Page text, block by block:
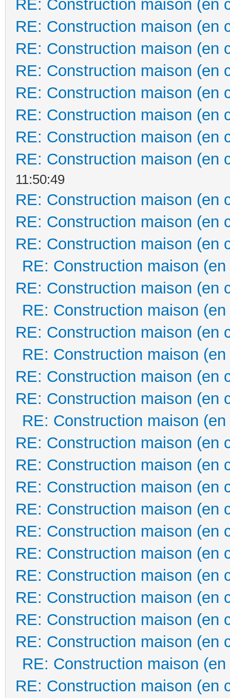
RE: Construction maison (en
RE: Construction maison (en
RE: Construction maison (en
RE: Construction maison (en
RE: Construction maison (en
RE: Construction maison (en
RE: Construction maison (en
RE: Construction maison (en
11:50:49
RE: Construction maison (en
RE: Construction maison (en
RE: Construction maison (en
RE: Construction maison
RE: Construction maison (en
RE: Construction maison
RE: Construction maison (en
RE: Construction maison
RE: Construction maison (en
RE: Construction maison (en
RE: Construction maison
RE: Construction maison (en
RE: Construction maison (en
RE: Construction maison (en
RE: Construction maison (en
RE: Construction maison (en
RE: Construction maison (en
RE: Construction maison (en
RE: Construction maison (en
RE: Construction maison (en
RE: Construction maison (en
RE: Construction maison
RE: Construction maison (en